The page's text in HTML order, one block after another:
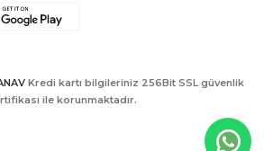
Kredi kartı bilgileriniz 256Bit SSL güvenlik
ile korunmaktadır.